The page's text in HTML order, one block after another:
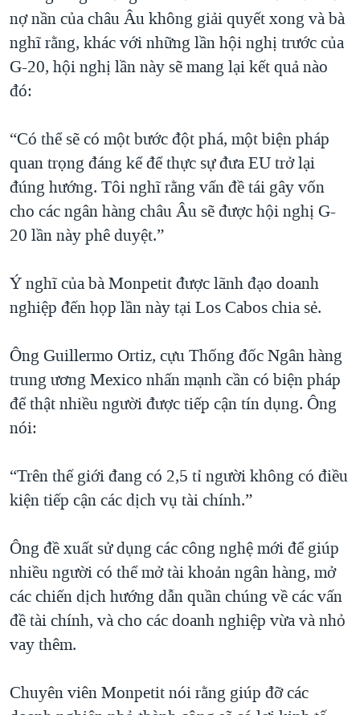
nợ nần của châu Âu không giải quyết xong và bà
nghĩ rằng, khác với những lần hội nghị trước của
G-20, hội nghị lần này sẽ mang lại kết quả nào
đó:
“Có thể sẽ có một bước đột phá, một biện pháp
quan trọng đáng kể để thực sự đưa EU trở lại
đúng hướng. Tôi nghĩ rằng vấn đề tái gây vốn
cho các ngân hàng châu Âu sẽ được hội nghị G-
20 lần này phê duyệt.”
Ý nghĩ của bà Monpetit được lãnh đạo doanh
nghiệp đến họp lần này tại Los Cabos chia sẻ.
Ông Guillermo Ortiz, cựu Thống đốc Ngân hàng
trung ương Mexico nhấn mạnh cần có biện pháp
để thật nhiều người được tiếp cận tín dụng. Ông
nói:
“Trên thế giới đang có 2,5 tỉ người không có điều
kiện tiếp cận các dịch vụ tài chính.”
Ông đề xuất sử dụng các công nghệ mới để giúp
nhiều người có thể mở tài khoản ngân hàng, mở
các chiến dịch hướng dẫn quần chúng về các vấn
đề tài chính, và cho các doanh nghiệp vừa và nhỏ
vay thêm.
Chuyên viên Monpetit nói rằng giúp đỡ các